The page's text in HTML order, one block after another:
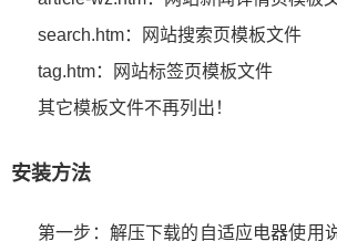
search.htm：网站搜索页模板文件
tag.htm：网站标签页模板文件
其它模板文件不再列出！
安装方法
第一步：解压下载的自适应电器使用